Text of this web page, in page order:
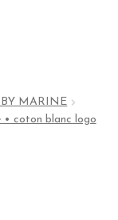
BY MARINE
• coton blanc logo